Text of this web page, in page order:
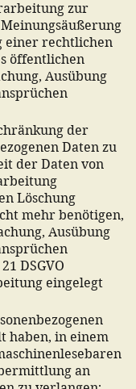
zur
einer rechtlichen
öffentlichen
Ausübung
der
Daten zu
der Daten von
Löschung
mehr benötigen,
Ausübung
DSGVO
eingelegt
haben, in einem
an